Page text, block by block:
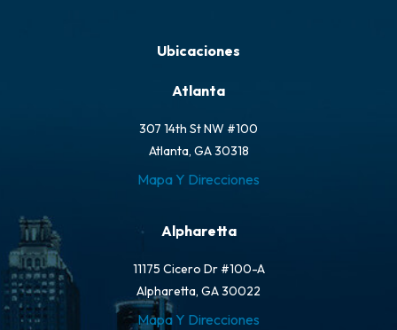
Ubicaciones
Atlanta
307 14th St NW #100
Atlanta, GA 30318
Mapa Y Direcciones
Alpharetta
11175 Cicero Dr #100-A
Alpharetta, GA 30022
Mapa Y Direcciones